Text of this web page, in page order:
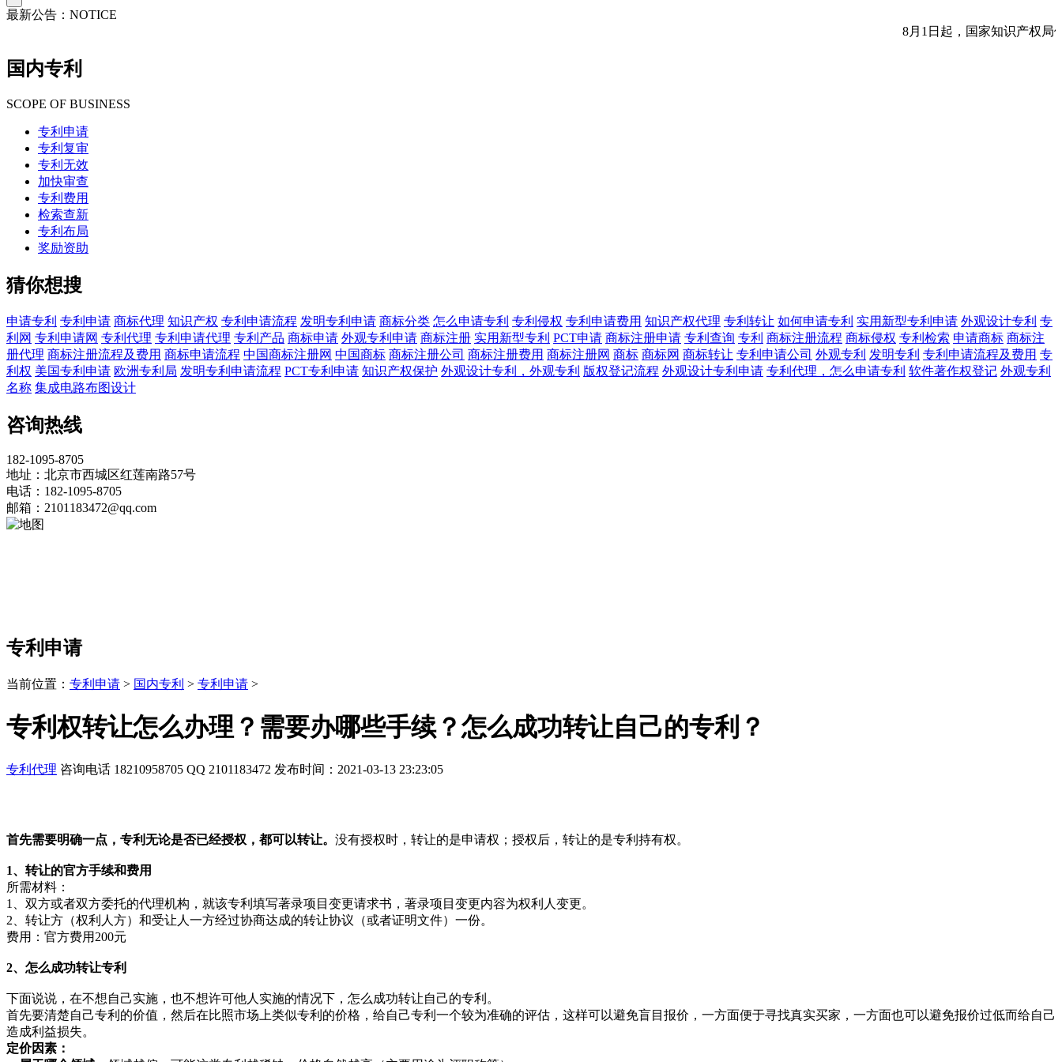
最新公告： NOTICE
8月1日起，国家知识产权局
国内专利
SCOPE OF BUSINESS
专利申请
专利复审
专利无效
加快审查
专利费用
检索查新
专利布局
奖励资助
猜你想搜
申请专利 专利申请 商标代理 知识产权 专利申请流程 发明专利申请 商标分类 怎么申请专利 专利侵权 专利申请费用 知识产权代理 专利转让 如何申请专利 实用新型专利申请 外观设计专利 专
利网 专利申请网 专利代理 专利申请代理 专利产品 商标申请 外观专利申请 商标注册 实用新型专利 PCT申请 商标注册申请 专利查询 专利 商标注册流程 商标侵权 专利检索 申请商标 商标注
册代理 商标注册流程及费用 商标申请流程 中国商标注册网 中国商标 商标注册公司 商标注册费用 商标注册网 商标 商标网 商标转让 专利申请公司 外观专利 发明专利 专利申请流程及费用 专
利权 美国专利申请 欧洲专利局 发明专利申请流程 PCT专利申请 知识产权保护 外观设计专利，外观专利 版权登记流程 外观设计专利申请 专利代理，怎么申请专利 软件著作权登记 外观专利
名称 集成电路布图设计
咨询热线
182-1095-8705
地址：北京市西城区红莲南路57号
电话：182-1095-8705
邮箱：2101183472@qq.com
专利申请
当前位置： 专利申请 > 国内专利 > 专利申请 >
专利权转让怎么办理？需要办哪些手续？怎么成功转让自己的专利？
专利代理 咨询电话 18210958705 QQ 2101183472 发布时间：2021-03-13 23:23:05
首先需要明确一点，专利无论是否已经授权，都可以转让。 没有授权时，转让的是申请权；授权后，转让的是专利持有权。
1、转让的官方手续和费用
所需材料：
1、双方或者双方委托的代理机构，就该专利填写著录项目变更请求书，著录项目变更内容为权利人变更。
2、转让方（权利人方）和受让人一方经过协商达成的转让协议（或者证明文件）一份。
费用：官方费用200元
2、怎么成功转让专利
下面说说，在不想自己实施，也不想许可他人实施的情况下，怎么成功转让自己的专利。
首先要清楚自己专利的价值，然后在比照市场上类似专利的价格，给自己专利一个较为准确的评估，这样可以避免盲目报价，一方面便于寻找真实买家，一方面也可以避免报价过低而给自己
造成利益损失。
定价因素：